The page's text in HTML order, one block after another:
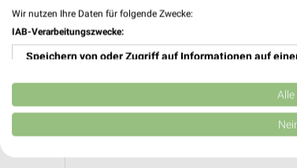
Wir nutzen Ihre Daten für folgende Zwecke:
IAB-Verarbeitungszwecke:
Speichern von oder Zugriff auf Informationen auf
Verwendung reduzierter Daten zur Auswahl von
Erstellung von Profilen für personalisierte Werbung